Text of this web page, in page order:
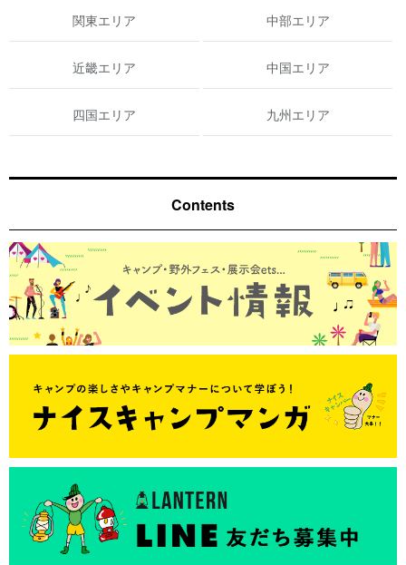
関東エリア 中部エリア
近畿エリア 中国エリア
四国エリア 九州エリア
Contents